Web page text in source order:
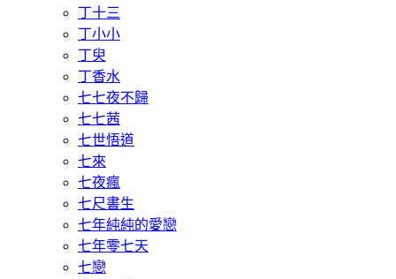
丁十三
丁小小
丁臾
丁香水
七七夜不歸
七七茜
七世悟道
七來
七夜瘋
七尺書生
七年純純的愛戀
七年零七天
七戀